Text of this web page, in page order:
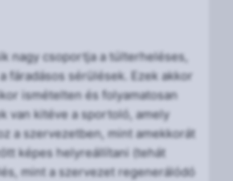
nagy csoportja a túlterheléses,
fáradásos sérülések. Ezek akkor
ismételten és folyamatosan
van kitéve a sportoló, amely
a szervezetben, mint amekkorát
képes helyreállítani (tehát
mint a szervezet regenerálódó